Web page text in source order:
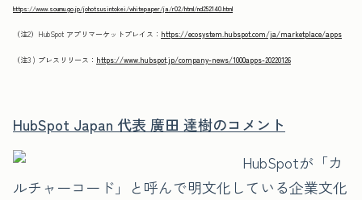
https://www.soumu.go.jp/johotsusintokei/whitepaper/ja/r02/html/nd252140.html
（注2）HubSpot アプリマーケットプレイス： https://ecosystem.hubspot.com/ja/marketplace/apps
（注3 ) プレスリリース： https://www.hubspot.jp/company-news/1000apps-20220126
HubSpot Japan 代表 廣田 達樹のコメント
HubSpotが「カ
ルチャーコード」と呼んで明文化している企業文化